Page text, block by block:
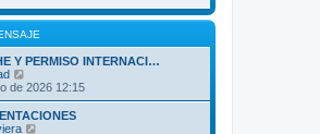
ú
l
i
m
o
m
e
n
Y PERMISO INTERNACI…
e
r
ú
l
de 2026 12:15